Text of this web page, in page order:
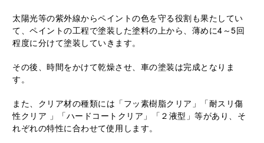
太陽光等の紫外線からペイントの色を守る役割も果たしてい
て、ペイントの工程で塗装した塗料の上から、薄めに4～5回
程度に分けて塗装していきます。
その後、時間をかけて乾燥させ、車の塗装は完成となりま
す。
また、クリア材の種類には「フッ素樹脂クリア」「耐スリ傷
性クリア 」「ハードコートクリア」「２液型」等があり、そ
れぞれの特性に合わせて使用します。